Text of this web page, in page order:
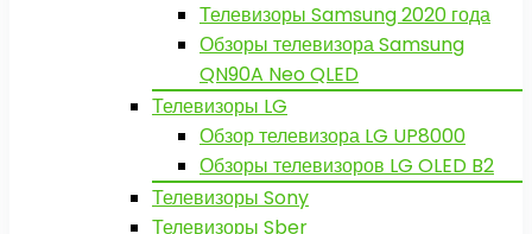
Телевизоры Samsung 2020 года
Обзоры телевизора Samsung
QN90A Neo QLED
Телевизоры LG
Обзор телевизора LG UP8000
Обзоры телевизоров LG OLED B2
Телевизоры Sony
Телевизоры Sber